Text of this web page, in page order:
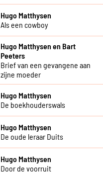
Hugo Matthysen
Als een cowboy
Hugo Matthysen en Bart
Peeters
Brief van een gevangene aan
zijne moeder
Hugo Matthysen
De boekhouderswals
Hugo Matthysen
De oude leraar Duits
Hugo Matthysen
Door de voorruit